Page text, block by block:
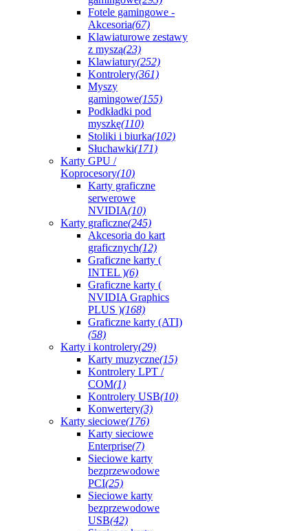
Fotele gamingowe -
Akcesoria(67)
Klawiaturowe zestawy
z myszą(23)
Klawiatury(252)
Kontrolery(361)
Myszy
gamingowe(155)
Podkładki pod
myszkę(110)
Stoliki i biurka(102)
Słuchawki(171)
Karty GPU /
Koprocesory(10)
Karty graficzne
serwerowe
NVIDIA(10)
Karty graficzne(245)
Akcesoria do kart
graficznych(12)
Graficzne karty (
INTEL )(6)
Graficzne karty (
NVIDIA Graphics
PLUS )(168)
Graficzne karty (ATI)
(58)
Karty i kontrolery(29)
Karty muzyczne(15)
Kontrolery LPT /
COM(1)
Kontrolery USB(10)
Konwertery(3)
Karty sieciowe(176)
Karty sieciowe
Enterprise(7)
Sieciowe karty
bezprzewodowe
PCI(25)
Sieciowe karty
bezprzewodowe
USB(42)